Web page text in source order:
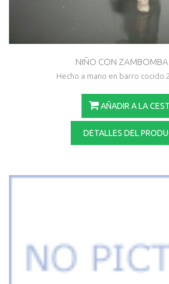
NIÑO CON
Hecho a mano en barro
AÑADIR A LA
DETALLES DEL